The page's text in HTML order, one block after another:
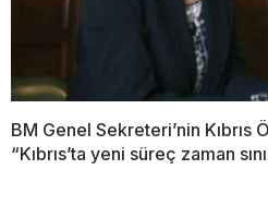
BM Genel Sekreteri’nin Kıbrıs
“Kıbrıs’ta yeni süreç zaman